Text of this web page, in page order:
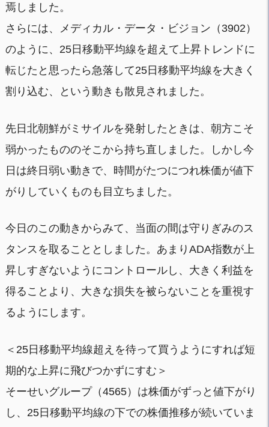
焉しました。
さらには、メディカル・データ・ビジョン（3902）
のように、25日移動平均線を超えて上昇トレンドに
転じたと思ったら急落して25日移動平均線を大きく
割り込む、という動きも散見されました。
先日北朝鮮がミサイルを発射したときは、朝方こそ
弱かったもののそこから持ち直しました。しかし今
日は終日弱い動きで、時間がたつにつれ株価が値下
がりしていくものも目立ちました。
今日のこの動きからみて、当面の間は守りぎみのス
タンスを取ることとしました。あまりADA指数が上
昇しすぎないようにコントロールし、大きく利益を
得ることより、大きな損失を被らないことを重視す
るようにします。
＜25日移動平均線超えを待って買うようにすれば短
期的な上昇に飛びつかずにすむ＞
そーせいグループ（4565）は株価がずっと値下がり
し、25日移動平均線の下での株価推移が続いていま